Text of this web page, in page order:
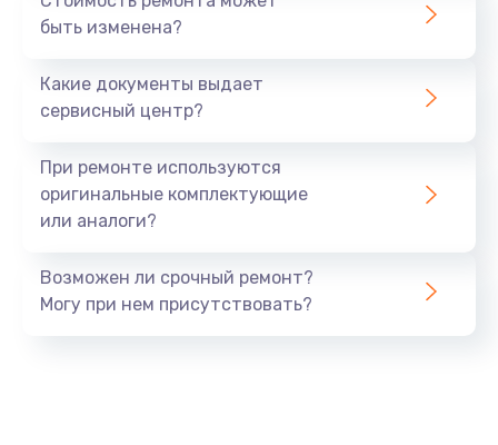
Очень тихо играет
800 руб.
Замена кнопок
быть изменена?
Какие документы выдает
сервисный центр?
При ремонте используются
оригинальные комплектующие
или аналоги?
Возможен ли срочный ремонт?
Могу при нем присутствовать?